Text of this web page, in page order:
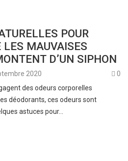
POUR
LES MAUVAISES
D’UN SIPHON
2020
0
des odeurs corporelles
déodorants, ces odeurs sont
astuces pour…